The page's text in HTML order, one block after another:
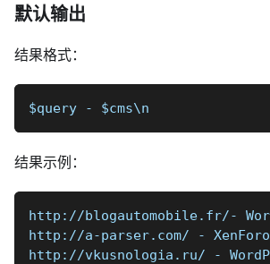
默认输出
结果格式：
$query - $cms\n
结果示例：
http://blogautomobile.fr/-
http://a-parser.com/ -
http://vkusnologia.ru/ -